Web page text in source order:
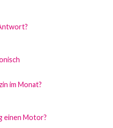
im Monat?
einen Motor?